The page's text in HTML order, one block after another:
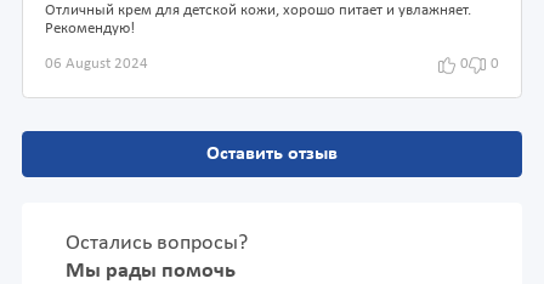
Отличный крем для детской кожи, хорошо питает и увлажняет.
Рекомендую!
06 August 2024 0 0
Оставить отзыв
Остались вопросы?
Мы рады помочь